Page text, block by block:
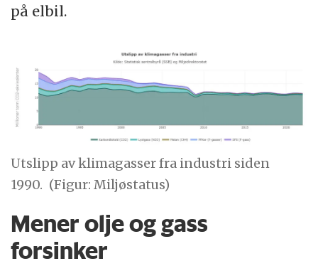
på elbil.
Utslipp av klimagasser fra industri siden
1990. (Figur: Miljøstatus)
Mener olje og gass
forsinker